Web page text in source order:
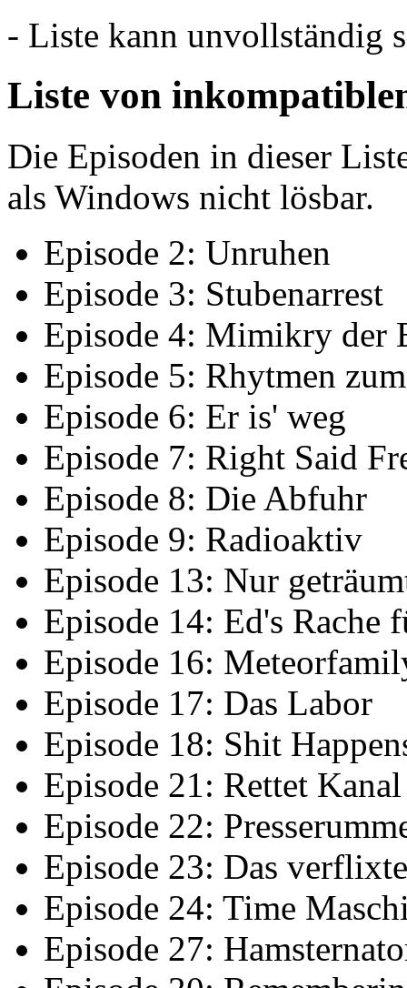
- Liste kann unvollständig
Liste von
Die Episoden in dieser
als Windows nicht lösbar.
Episode 2: Unruhen
Episode 3: Stubenarrest
Episode 4: Mimikry der
Episode 5: Rhytmen
Episode 6: Er is' weg
Episode 7: Right Said
Episode 8: Die Abfuhr
Episode 9: Radioaktiv
Episode 13: Nur
Episode 14: Ed's Rache
Episode 16:
Episode 17: Das Labor
Episode 18: Shit
Episode 21: Rettet
Episode 22:
Episode 23: Das
Episode 24: Time
Episode 27: